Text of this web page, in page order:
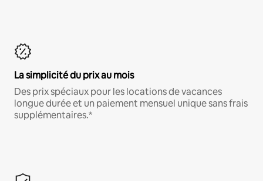
La simplicité du prix au mois
Des prix spéciaux pour les locations de vacances
longue durée et un paiement mensuel unique sans frais
supplémentaires.*